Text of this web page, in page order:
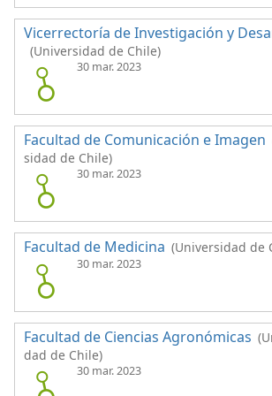
Vicerrectoría de Investigación y
(Universidad de Chile)
30 mar. 2023
Facultad de Comunicación e Imagen
sidad de Chile)
30 mar. 2023
Facultad de Medicina (Universidad de
30 mar. 2023
Facultad de Ciencias Agronómicas
dad de Chile)
30 mar. 2023